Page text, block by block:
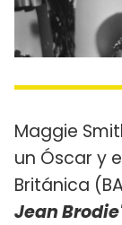
Maggie
un Óscar y
Británica
Jean